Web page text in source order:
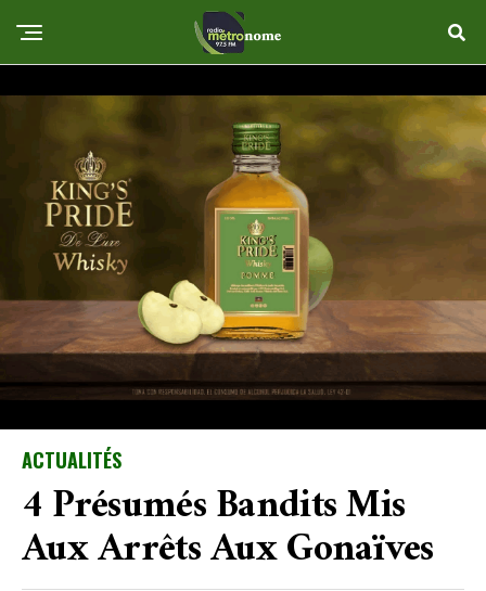
ACTUALITÉS
4 Présumés Bandits Mis
Aux Arrêts Aux Gonaïves